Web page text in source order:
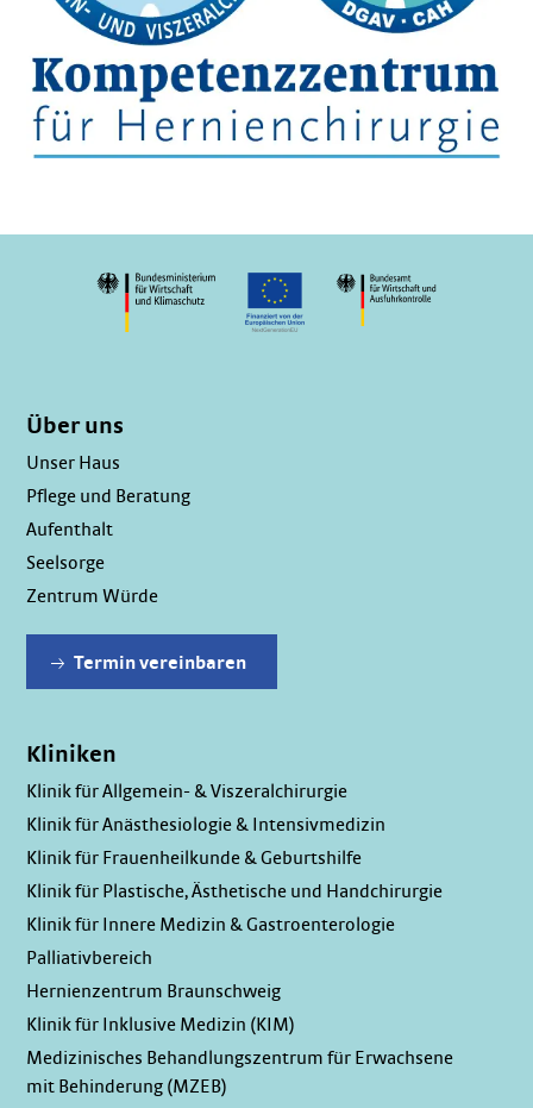
Über uns
Unser Haus
Pflege und Beratung
Aufenthalt
Seelsorge
Zentrum Würde
Termin vereinbaren
Kliniken
Klinik für Allgemein- & Viszeralchirurgie
Klinik für Anästhesiologie & Intensivmedizin
Klinik für Frauenheilkunde & Geburtshilfe
Klinik für Plastische, Ästhetische und Handchirurgie
Klinik für Innere Medizin & Gastroenterologie
Palliativbereich
Hernienzentrum Braunschweig
Klinik für Inklusive Medizin (KIM)
Medizinisches Behandlungszentrum für Erwachsene
mit Behinderung (MZEB)